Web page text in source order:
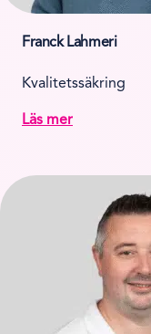
Franck Lahmeri
Kvalitetssäkring
Läs mer